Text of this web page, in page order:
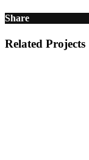
Share
Related Projects